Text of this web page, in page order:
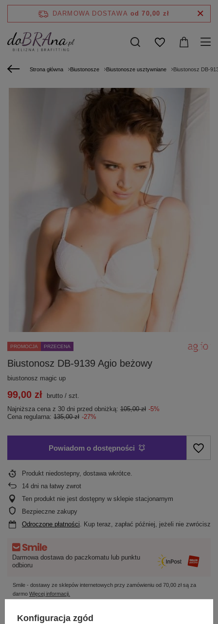
DARMOWA DOSTAWA od 70,00 zł
Strona główna Biustonosze Biustonosze usztywniane Biustonosz DB-
PROMOCJA PRZECENA
Biustonosz DB-9139 Agio beżowy
biustonosz magic up
99,00 zł brutto / szt.
Najniższa cena z 30 dni przed obniżką: 105,00 zł -5%
Cena regularna: 135,00 zł -27%
Powiadom o dostępności
Produkt niedostepny, dostawa wkrótce
14 dni na łatwy zwrot
Ten produkt nie jest dostępny w sklepie stacjonarnym
Bezpieczne zakupy
Odroczone płatności. Kup teraz, zapłać później, jeżeli nie zwrócisz
Darmowa dostawa do paczkomatu lub punktu
odbioru
Smile - dostawy ze sklepów internetowych przy zamówieniu od 70,00 złsą za
darmo Więcej informacji.
Konfiguracja zgód